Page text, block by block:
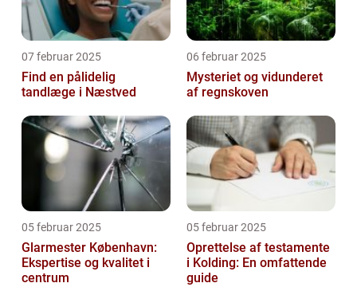
07 februar 2025
Find en pålidelig
tandlæge i Næstved
06 februar 2025
Mysteriet og vidunderet
af regnskoven
05 februar 2025
Glarmester København:
Ekspertise og kvalitet i
centrum
05 februar 2025
Oprettelse af testamente
i Kolding: En omfattende
guide